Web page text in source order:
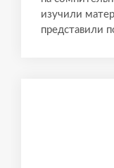
изучили
представили